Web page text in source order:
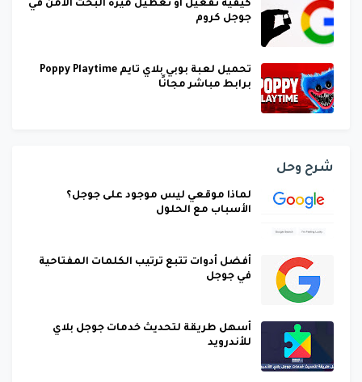
كيفية تفعيل او تعطيل ميزة البحث الآمن في
جوجل كروم
تحميل لعبة بوبي بلاي تايم Poppy Playtime
برابط مباشر مجانًا
شرح وحل
لماذا موقعي ليس موجود على جوجل؟
الأسباب مع الحلول
أفضل أدوات تتبع ترتيب الكلمات المفتاحية
في جوجل
أسهل طريقة لتحديث خدمات جوجل بلاي
للأندرويد